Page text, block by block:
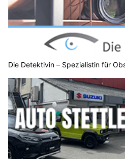
Die Detektivin – Spezialistin für